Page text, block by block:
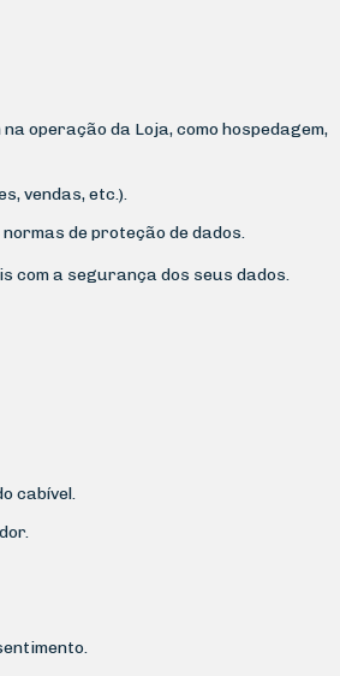
operação da Loja, como hospedagem,
vendas, etc.).
de proteção de dados.
com a segurança dos seus dados.
cabível.